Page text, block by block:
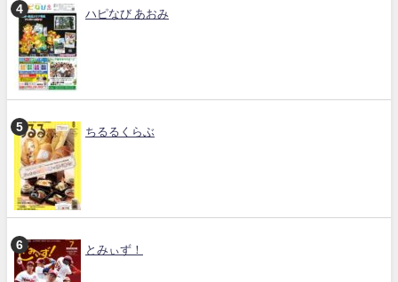
ハピなび あおみ
ちるるくらぶ
とみぃず！